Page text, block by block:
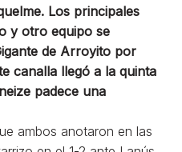
Los principales
y otro equipo se
de Arroyito por
canalla llegó a la quinta
padece una
ambos anotaron en las